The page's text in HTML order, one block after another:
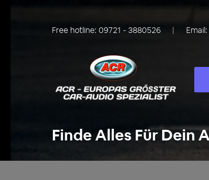
Free hotline: 09721 - 3880526 Email:
Finde Alles Für Dein